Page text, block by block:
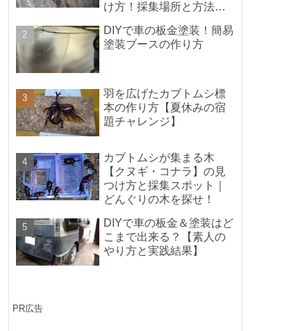
け方！採集場所と方法や
DIYで車の板金塗装！簡易
塗装ブースの作り方
羽を広げたカブトムシ標
本の作り方【夏休みの宿
題チャレンジ】
カブトムシが集まる木
【クヌギ・コナラ】の見
つけ方と採集スポット｜
どんぐりの木を探せ！
DIYで車の板金＆塗装はど
こまで出来る？【素人の
やり方と実践結果】
PR広告